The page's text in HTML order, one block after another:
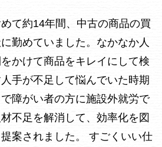
て約14年間、中古の商品の買
勤めていました。なかなか人
かけて商品をキレイにして検
手が不足して悩んでいた時期
障がい者の方に施設外就労で
不足を解消して、効率化を図
案されました。 すごくいい仕